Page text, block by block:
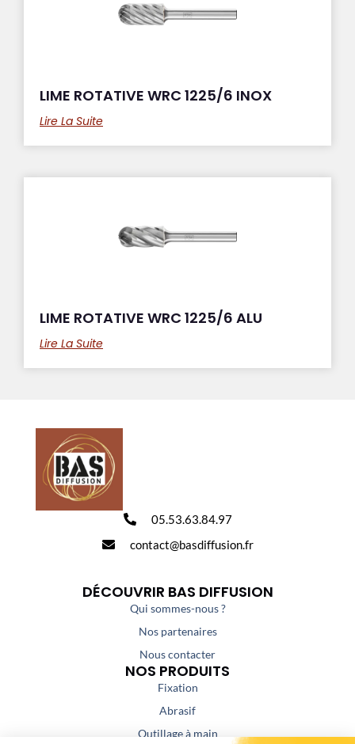
LIME ROTATIVE WRC 1225/6 INOX
Lire La Suite
LIME ROTATIVE WRC 1225/6 ALU
Lire La Suite
05.53.63.84.97
contact@basdiffusion.fr
DÉCOUVRIR BAS DIFFUSION
Qui sommes-nous ?
Nos partenaires
Nous contacter
NOS PRODUITS
Fixation
Abrasif
Outillage à main